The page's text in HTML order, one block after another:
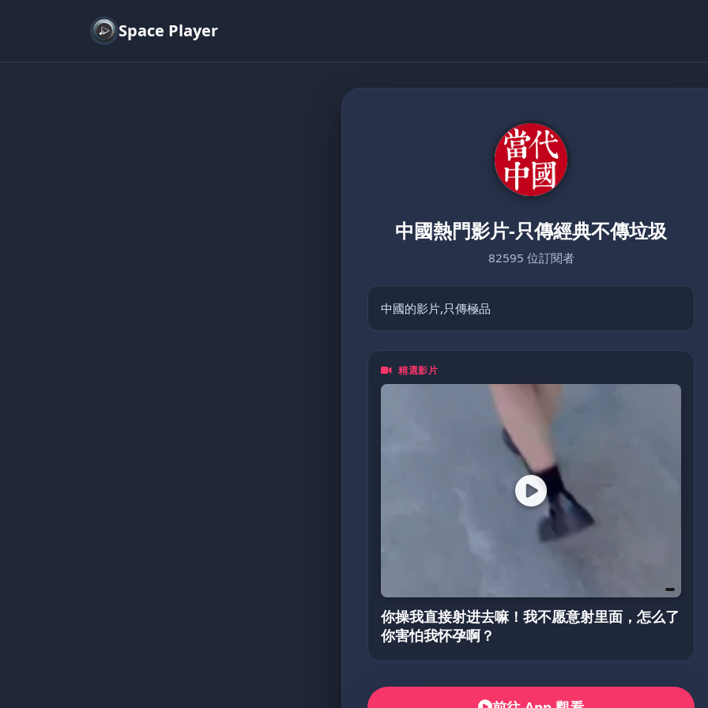
Space Player
中國熱門影片-只傳經典不傳垃圾
82595 位訂閱者
中國的影片,只傳極品
精選影片
你操我直接射进去嘛！我不愿意射里面，怎么了
你害怕我怀孕啊？